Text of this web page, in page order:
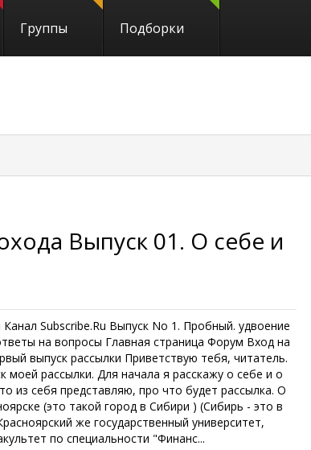
Группы Подборки
Выпуск 01. О себе и
Subscribe.Ru Выпуск No 1. Пробный. удвоение
на вопросы Главная страница Форум Вход на
выпуск рассылки Приветствую тебя, читатель.
моей рассылки. Для начала я расскажу о себе и о
из себя представляю, про что будет рассылка. О
(это такой город в Сибири ) (Сибирь - это в
же государственный университет,
по специальности "Финанс...